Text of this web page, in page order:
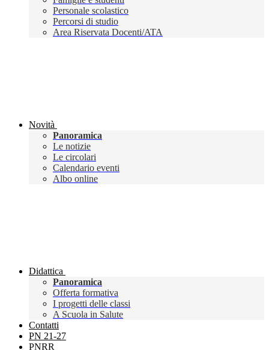
Personale scolastico
Percorsi di studio
Area Riservata Docenti/ATA
Novità
Panoramica
Le notizie
Le circolari
Calendario eventi
Albo online
Didattica
Panoramica
Offerta formativa
I progetti delle classi
A Scuola in Salute
Contatti
PN 21-27
PNRR